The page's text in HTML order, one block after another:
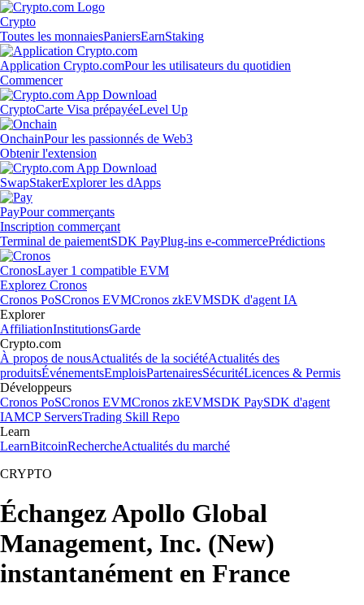
Crypto
Toutes les monnaiesPaniersEarnStaking
Application Crypto.comPour les utilisateurs du quotidien
Commencer
CryptoCarte Visa prépayéeLevel Up
OnchainPour les passionnés de Web3
Obtenir l'extension
SwapStakerExplorer les dApps
PayPour commerçants
Inscription commerçant
Terminal de paiementSDK PayPlug-ins e-commercePrédictions
CronosLayer 1 compatible EVM
Explorez Cronos
Cronos PoSCronos EVMCronos zkEVMSDK d'agent IA
Explorer
AffiliationInstitutionsGarde
Crypto.com
À propos de nousActualités de la sociétéActualités des
produitsÉvénementsEmploisPartenairesSécuritéLicences & Permis
Développeurs
Cronos PoSCronos EVMCronos zkEVMSDK PaySDK d'agent
IAMCP ServersTrading Skill Repo
Learn
LearnBitcoinRechercheActualités du marché
CRYPTO
Échangez Apollo Global
Management, Inc. (New)
instantanément en France